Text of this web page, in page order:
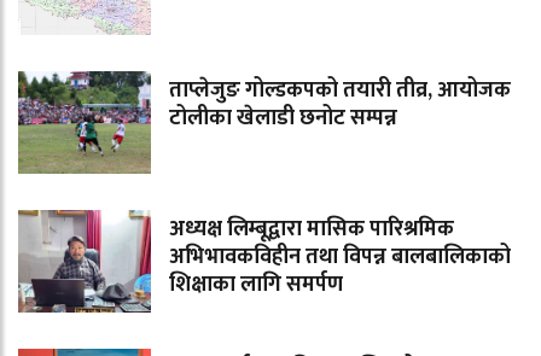
ताप्लेजुङ गोल्डकपको तयारी तीव्र, आयोजक
टोलीका खेलाडी छनोट सम्पन्न
अध्यक्ष लिम्बूद्वारा मासिक पारिश्रमिक
अभिभावकविहीन तथा विपन्न बालबालिकाको
शिक्षाका लागि समर्पण